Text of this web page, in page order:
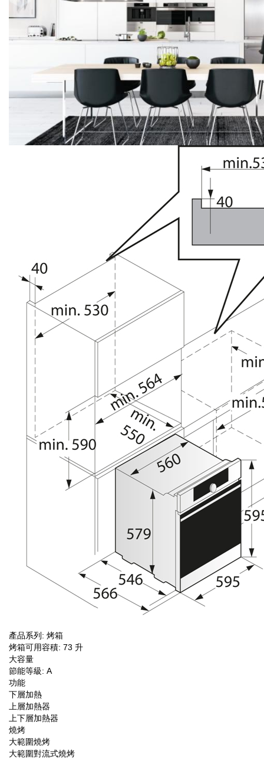
產品系列: 烤箱
烤箱可用容積: 73 升
大容量
節能等級: A
功能
下層加熱
上層加熱器
上下層加熱器
燒烤
大範圍燒烤
大範圍對流式燒烤